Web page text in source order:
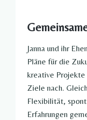
Janna und ihr
Pläne für die
kreative
Ziele nach.
Flexibilität,
Erfahrungen